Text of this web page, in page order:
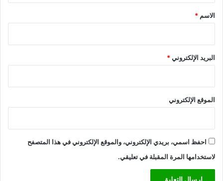
*
الاسم *
البريد الإلكتروني*
الموقع الإلكتروني
احفظ اسمي، بريدي الإلكتروني، والموقع الإلكتروني في هذا المتصفح
لاستخدامها المرة المقبلة في تعليقي.